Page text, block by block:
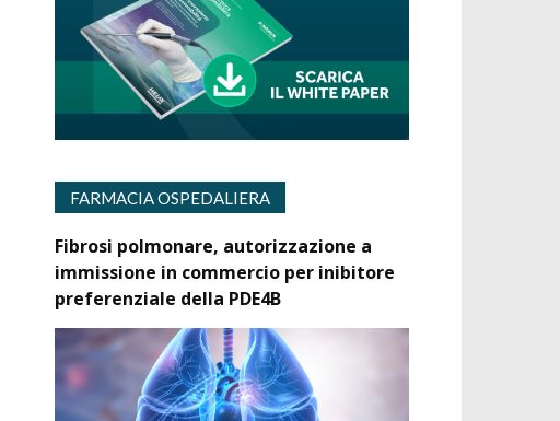
FARMACIA OSPEDALIERA
Fibrosi polmonare, autorizzazione a
immissione in commercio per inibitore
preferenziale della PDE4B